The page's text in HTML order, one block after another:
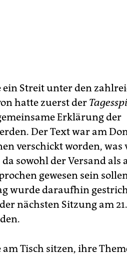
Streit unter den
hatte zuerst der
Erklärung der
Der Text war am
verschickt worden, was
sowohl der Versand als
gewesen sein
wurde daraufhin
nächsten Sitzung am
am Tisch sitzen, ihre